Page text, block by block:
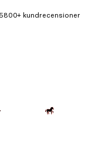
5800+ kundrecensioner